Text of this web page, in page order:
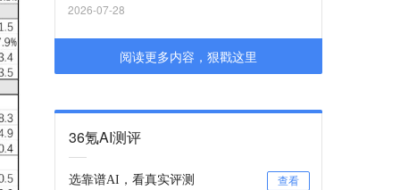
2026-07-28
阅读更多内容，狠戳这里
36氪AI测评
选靠谱AI，看真实评测 查看